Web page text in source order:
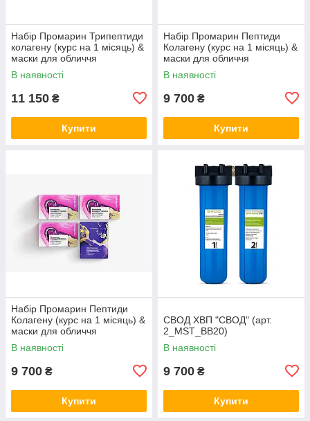
Набір Промарин Трипептиди
колагену (курс на 1 місяць) &
маски для обличчя
біоцелюлозні Skin Harmony
(5 саше)
В наявності
11 150 ₴
Купити
Набір Промарин Пептиди
Колагену (курс на 1 місяць) &
маски для обличчя
біоцелюлозні Hydro Boost (5
саше)
В наявності
9 700 ₴
Купити
Набір Промарин Пептиди
Колагену (курс на 1 місяць) &
маски для обличчя
біоцелюлозні Skin Harmony
(5 саше)
В наявності
9 700 ₴
Купити
СВОД ХВП "СВОД" (арт.
2_MST_BB20)
В наявності
9 700 ₴
Купити